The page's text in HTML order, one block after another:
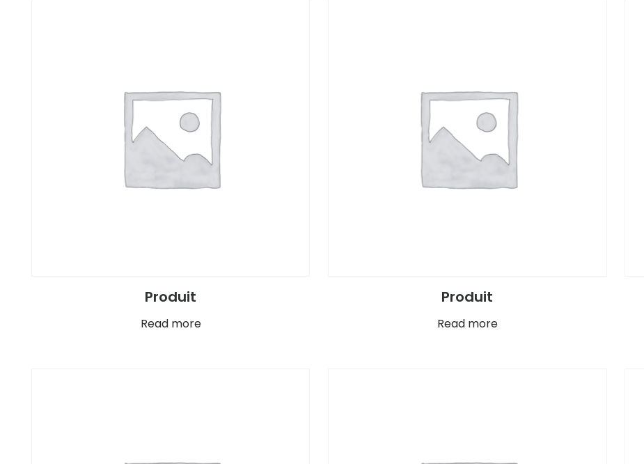
Produit
Read more
Produit
Read more